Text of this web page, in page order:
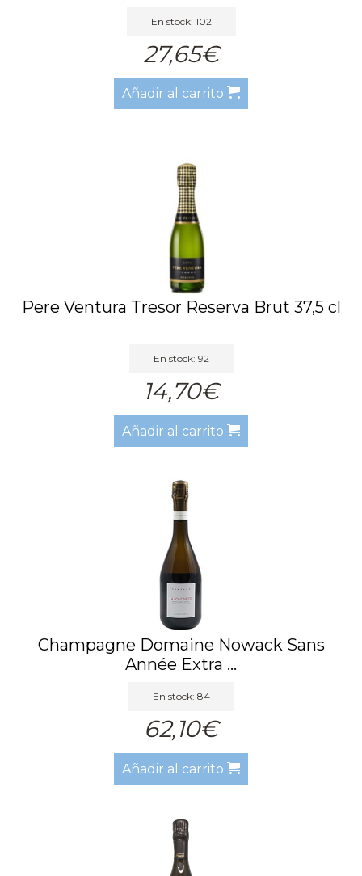
En stock: 102
27,65€
Añadir al carrito
Pere Ventura Tresor Reserva Brut 37,5 cl
En stock: 92
14,70€
Añadir al carrito
Champagne Domaine Nowack Sans
Année Extra ...
En stock: 84
62,10€
Añadir al carrito